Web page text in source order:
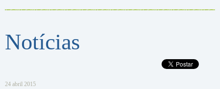
Notícias
24 abril 2015